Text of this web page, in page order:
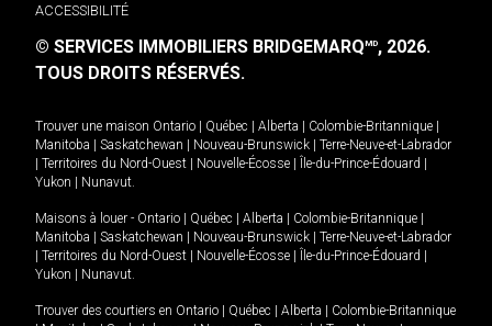
ACCESSIBILITÉ
© SERVICES IMMOBILIERS BRIDGEMARQMD, 2026.
TOUS DROITS RÉSERVÉS.
Trouver une maison Ontario Québec Alberta Colombie-Britannique
Manitoba
Saskatchewan Nouveau-Brunswick
Terre-Neuve-et-Labrador
Territoires du Nord-Ouest Nouvelle-Écosse Île-du-Prince-Édouard
Yukon
Nunavut.
Maisons à louer - Ontario Québec Alberta Colombie-Britannique
Manitoba
Saskatchewan Nouveau-Brunswick
Terre-Neuve-et-Labrador
Territoires du Nord-Ouest Nouvelle-Écosse Île-du-Prince-Édouard
Yukon
Nunavut.
Trouver des courtiers en Ontario Québec Alberta
Colombie-Britannique